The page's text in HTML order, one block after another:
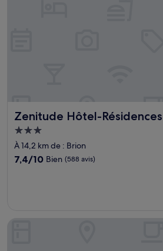
Zenitude Hôtel-
Zenitude Hôtel-Résidences le
Hébergement
3.0 étoiles
À 14,2 km de : Brion
7.4
7,4/10 Bien (588 avis)
Hotel Fleur d'Epée